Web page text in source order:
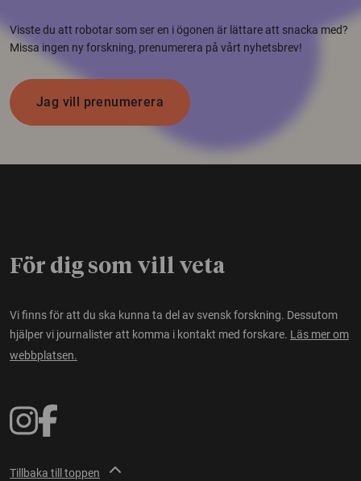
Visste du att robotar som ser en i ögonen är lättare att snacka med?
Missa ingen ny forskning, prenumerera på vårt nyhetsbrev!
Jag vill prenumerera
För dig som vill veta
Vi finns för att du ska kunna ta del av svensk forskning. Dessutom
hjälper vi journalister att komma i kontakt med forskare. Läs mer om
webbplatsen.
Tillbaka till toppen